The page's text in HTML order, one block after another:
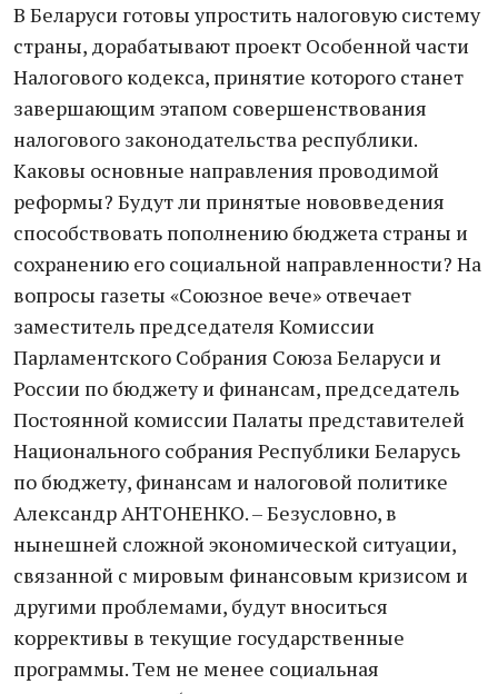
В Беларуси готовы упростить налоговую систему
страны, дорабатывают проект Особенной части
Налогового кодекса, принятие которого станет
завершающим этапом совершенствования
налогового законодательства республики.
Каковы основные направления проводимой
реформы? Будут ли принятые нововведения
способствовать пополнению бюджета страны и
сохранению его социальной направленности? На
вопросы газеты «Союзное вече» отвечает
заместитель председателя Комиссии
Парламентского Собрания Союза Беларуси и
России по бюджету и финансам, председатель
Постоянной комиссии Палаты представителей
Национального собрания Республики Беларусь
по бюджету, финансам и налоговой политике
Александр АНТОНЕНКО. – Безусловно, в
нынешней сложной экономической ситуации,
связанной с мировым финансовым кризисом и
другими проблемами, будут вноситься
коррективы в текущие государственные
программы. Тем не менее социальная